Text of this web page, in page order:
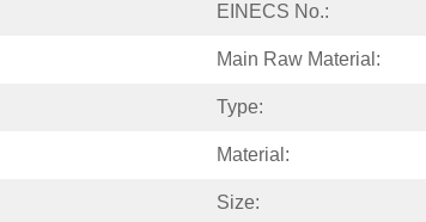
EINECS No.:
Main Raw Material:
Type:
Material:
Size: